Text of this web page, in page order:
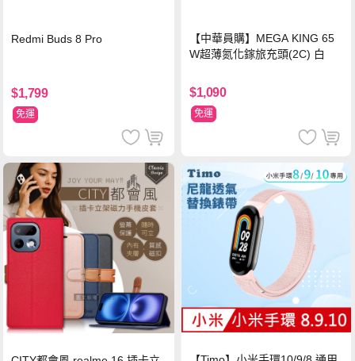
Redmi Buds 8 Pro
$1,799
免運
【中華員購】MEGA KING 65
W超薄氮化鎵旅充頭(2C) 白
$1,090
免運